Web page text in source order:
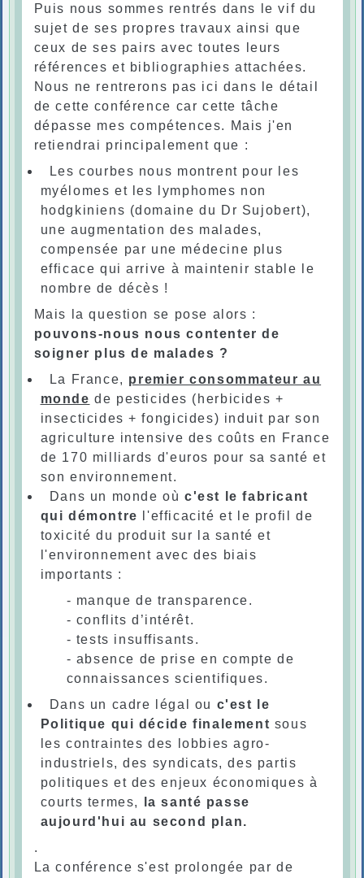
Puis nous sommes rentrés dans le vif du
sujet de ses propres travaux ainsi que
ceux de ses pairs avec toutes leurs
références et bibliographies attachées.
Nous ne rentrerons pas ici dans le détail
de cette conférence car cette tâche
dépasse mes compétences. Mais j'en
retiendrai principalement que :
Les courbes nous montrent pour les
myélomes et les lymphomes non
hodgkiniens (domaine du Dr Sujobert),
une augmentation des malades,
compensée par une médecine plus
efficace qui arrive à maintenir stable le
nombre de décès !
Mais la question se pose alors :
pouvons-nous nous contenter de
soigner plus de malades ?
La France, premier consommateur au
monde de pesticides (herbicides +
insecticides + fongicides) induit par son
agriculture intensive des coûts en France
de 170 milliards d'euros pour sa santé et
son environnement.
Dans un monde où c'est le fabricant
qui démontre
l'efficacité et le profil de
toxicité du produit sur la santé et
l'environnement avec des biais
importants :
- manque de transparence.
- conflits d’intérêt.
- tests insuffisants.
- absence de prise en compte de
connaissances scientifiques.
Dans un cadre légal ou c'est le
Politique qui décide finalement sous
les contraintes des lobbies agro-
industriels, des syndicats, des partis
politiques et des enjeux économiques à
courts termes,
la santé passe
aujourd'hui au second plan.
.
La conférence s'est prolongée par de